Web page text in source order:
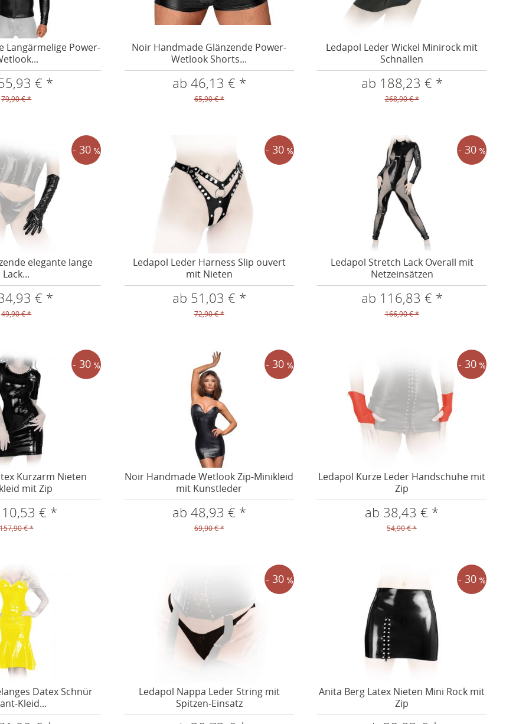
Langärmelige Power-
€ *
79,90 € *
Noir Handmade Glänzende Power-
Wetlook Shorts...
ab 46,13 € *
65,90 € *
Ledapol Leder Wickel Minirock mit
Schnallen
ab 188,23 € *
268,90 € *
- 30
elegante lange
Lack...
€ *
49,90 € *
- 30
Ledapol Leder Harness Slip ouvert
mit Nieten
ab 51,03 € *
72,90 € *
- 30
Ledapol Stretch Lack Overall mit
Netzeinsätzen
ab 116,83 € *
166,90 € *
- 30
Kurzarm Nieten
mit Zip
€ *
€ *
- 30
Noir Handmade Wetlook Zip-Minikleid
mit Kunstleder
ab 48,93 € *
69,90 € *
- 30
Ledapol Kurze Leder Handschuhe mit
Zip
ab 38,43 € *
54,90 € *
Datex Schnür
Kleid...
- 30
Ledapol Nappa Leder String mit
Spitzen-Einsatz
- 30
Anita Berg Latex Nieten Mini Rock mit
Zip